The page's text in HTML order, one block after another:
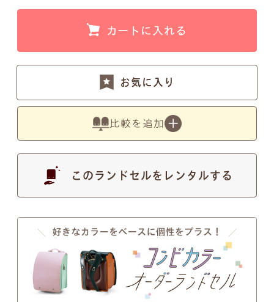
カートに入れる
お気に入り
比較を追加
このランドセルをレンタルする
注意事項1
わるため、文字サイズが全体的に若干小さくなりま
注意事項2